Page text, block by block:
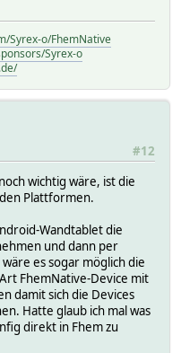
Syrex-o/FhemNative
Syrex-o
#12
wichtig wäre, ist die
Plattformen.
Wandtablet die
und dann per
es sogar möglich die
FhemNative-Device mit
damit sich die Devices
Hatte glaub ich mal was
direkt in Fhem zu